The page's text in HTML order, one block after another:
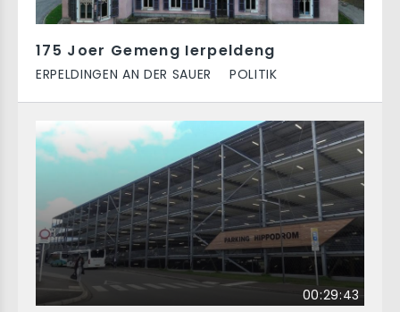
175 Joer Gemeng Ierpeldeng
ERPELDINGEN AN DER SAUER POLITIK
00:29:43